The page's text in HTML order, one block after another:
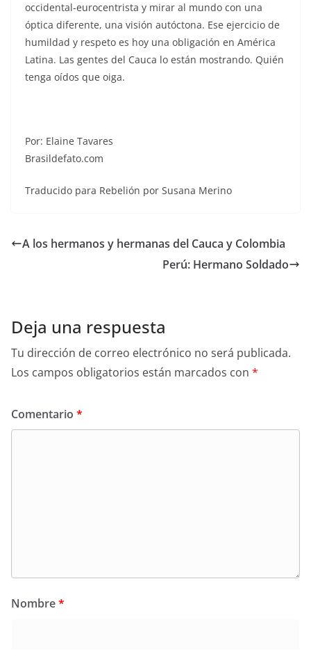
occidental-eurocentrista y mirar al mundo con una
óptica diferente, una visión autóctona. Ese ejercicio de
humildad y respeto es hoy una obligación en América
Latina. Las gentes del Cauca lo están mostrando. Quién
tenga oídos que oiga.
Por: Elaine Tavares
Brasildefato.com
Traducido para Rebelión por Susana Merino
A los hermanos y hermanas del Cauca y Colombia
Perú: Hermano Soldado
Deja una respuesta
Tu dirección de correo electrónico no será publicada.
Los campos obligatorios están marcados con *
Comentario *
Nombre*